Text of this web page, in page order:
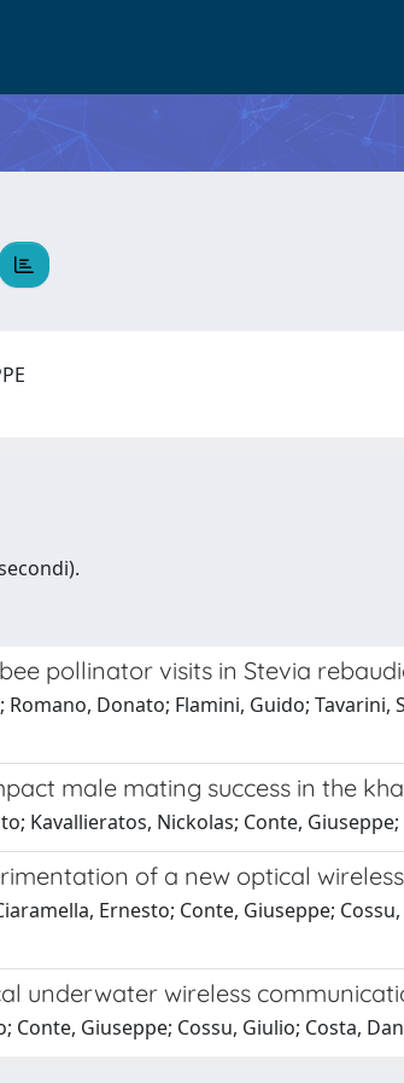
pollinator visits in Stevia
Romano, Donato; Flamini, Guido;
male mating success in the
Kavallieratos, Nickolas; Conte,
of a new optical
Ernesto; Conte, Giuseppe;
underwater wireless
Conte, Giuseppe; Cossu, Giulio; Costa,